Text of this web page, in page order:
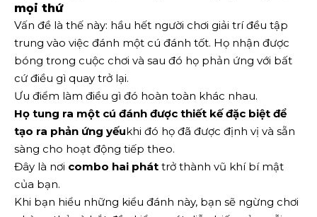
mọi thứ
Vấn đề là thế này: hầu hết người chơi giải trí đều tập
trung vào việc đánh một cú đánh tốt. Họ nhận được
bóng trong cuộc chơi và sau đó họ phản ứng với bất
cứ điều gì quay trở lại.
Ưu điểm làm điều gì đó hoàn toàn khác nhau.
Họ tung ra một cú đánh được thiết kế đặc biệt để
tạo ra phản ứng yếukhi đó họ đã được định vị và sẵn
sàng cho hoạt động tiếp theo.
Đây là nơi combo hai phát trở thành vũ khí bí mật
của bạn.
Khi bạn hiểu những kiểu đánh này, bạn sẽ ngừng chơi